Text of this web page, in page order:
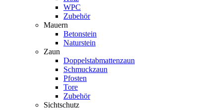
WPC
Zubehör
Mauern
Betonstein
Naturstein
Zaun
Doppelstabmattenzaun
Schmuckzaun
Pfosten
Tore
Zubehör
Sichtschutz